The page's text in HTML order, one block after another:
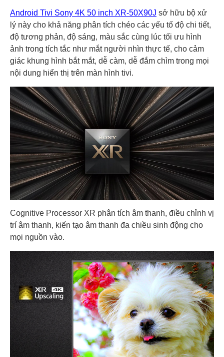
Android Tivi Sony 4K 50 inch XR-50X90J sở hữu bộ xử
lý này cho khả năng phân tích chéo các yếu tố độ chi tiết,
độ tương phản, độ sáng, màu sắc cùng lúc tối ưu hình
ảnh trong tích tắc như mắt người nhìn thực tế, cho cảm
giác khung hình bắt mắt, dễ càm, dễ đắm chìm trong mọi
nội dung hiển thị trên màn hình tivi.
Cognitive Processor XR phân tích âm thanh, điều chỉnh vị
trí âm thanh, kiến tạo âm thanh đa chiều sinh động cho
mọi nguồn vào.